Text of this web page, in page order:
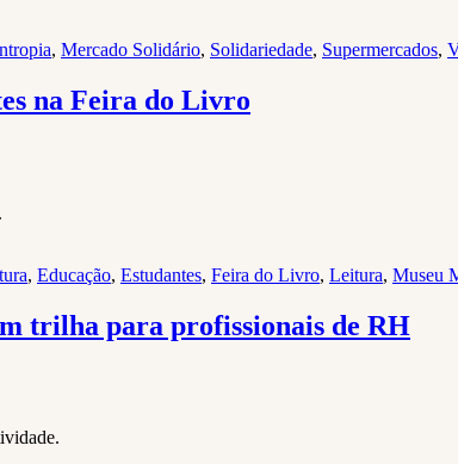
, Mercado Solidário, Solidariedade, Supermercados,
na Feira do Livro
, Educação, Estudantes, Feira do Livro, Leitura, Museu
trilha para profissionais de RH